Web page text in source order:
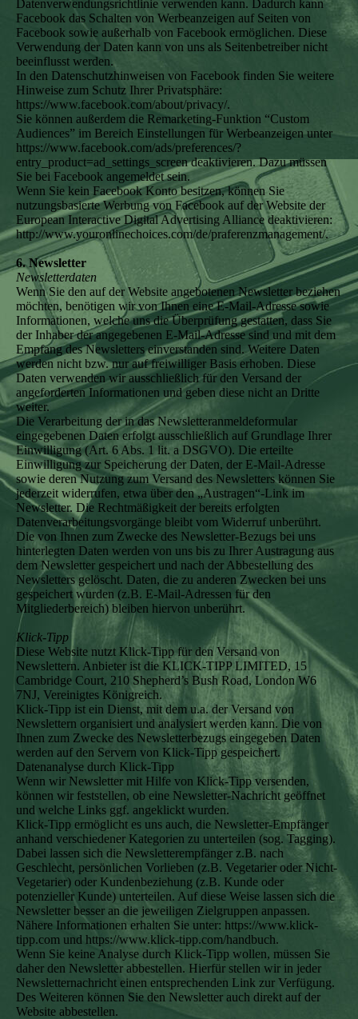
Datenverwendungsrichtlinie verwenden kann. Dadurch kann
Facebook das Schalten von Werbeanzeigen auf Seiten von
Facebook sowie außerhalb von Facebook ermöglichen. Diese
Verwendung der Daten kann von uns als Seitenbetreiber nicht
beeinflusst werden.
In den Datenschutzhinweisen von Facebook finden Sie weitere
Hinweise zum Schutz Ihrer Privatsphäre:
https://www.facebook.com/about/privacy/.
Sie können außerdem die Remarketing-Funktion “Custom
Audiences” im Bereich Einstellungen für Werbeanzeigen unter
https://www.facebook.com/ads/preferences/?
entry_product=ad_settings_screen deaktivieren. Dazu müssen
Sie bei Facebook angemeldet sein.
Wenn Sie kein Facebook Konto besitzen, können Sie
nutzungsbasierte Werbung von Facebook auf der Website der
European Interactive Digital Advertising Alliance deaktivieren:
http://www.youronlinechoices.com/de/praferenzmanagement/.
6. Newsletter
Newsletterdaten
Wenn Sie den auf der Website angebotenen Newsletter beziehen
möchten, benötigen wir von Ihnen eine E-Mail-Adresse sowie
Informationen, welche uns die Überprüfung gestatten, dass Sie
der Inhaber der angegebenen E-Mail-Adresse sind und mit dem
Empfang des Newsletters einverstanden sind. Weitere Daten
werden nicht bzw. nur auf freiwilliger Basis erhoben. Diese
Daten verwenden wir ausschließlich für den Versand der
angeforderten Informationen und geben diese nicht an Dritte
weiter.
Die Verarbeitung der in das Newsletteranmeldeformular
eingegebenen Daten erfolgt ausschließlich auf Grundlage Ihrer
Einwilligung (Art. 6 Abs. 1 lit. a DSGVO). Die erteilte
Einwilligung zur Speicherung der Daten, der E-Mail-Adresse
sowie deren Nutzung zum Versand des Newsletters können Sie
jederzeit widerrufen, etwa über den „Austragen“-Link im
Newsletter. Die Rechtmäßigkeit der bereits erfolgten
Datenverarbeitungsvorgänge bleibt vom Widerruf unberührt.
Die von Ihnen zum Zwecke des Newsletter-Bezugs bei uns
hinterlegten Daten werden von uns bis zu Ihrer Austragung aus
dem Newsletter gespeichert und nach der Abbestellung des
Newsletters gelöscht. Daten, die zu anderen Zwecken bei uns
gespeichert wurden (z.B. E-Mail-Adressen für den
Mitgliederbereich) bleiben hiervon unberührt.
Klick-Tipp
Diese Website nutzt Klick-Tipp für den Versand von
Newslettern. Anbieter ist die KLICK-TIPP LIMITED, 15
Cambridge Court, 210 Shepherd’s Bush Road, London W6
7NJ, Vereinigtes Königreich.
Klick-Tipp ist ein Dienst, mit dem u.a. der Versand von
Newslettern organisiert und analysiert werden kann. Die von
Ihnen zum Zwecke des Newsletterbezugs eingegeben Daten
werden auf den Servern von Klick-Tipp gespeichert.
Datenanalyse durch Klick-Tipp
Wenn wir Newsletter mit Hilfe von Klick-Tipp versenden,
können wir feststellen, ob eine Newsletter-Nachricht geöffnet
und welche Links ggf. angeklickt wurden.
Klick-Tipp ermöglicht es uns auch, die Newsletter-Empfänger
anhand verschiedener Kategorien zu unterteilen (sog. Tagging).
Dabei lassen sich die Newsletterempfänger z.B. nach
Geschlecht, persönlichen Vorlieben (z.B. Vegetarier oder Nicht-
Vegetarier) oder Kundenbeziehung (z.B. Kunde oder
potenzieller Kunde) unterteilen. Auf diese Weise lassen sich die
Newsletter besser an die jeweiligen Zielgruppen anpassen.
Nähere Informationen erhalten Sie unter: https://www.klick-
tipp.com und https://www.klick-tipp.com/handbuch.
Wenn Sie keine Analyse durch Klick-Tipp wollen, müssen Sie
daher den Newsletter abbestellen. Hierfür stellen wir in jeder
Newsletternachricht einen entsprechenden Link zur Verfügung.
Des Weiteren können Sie den Newsletter auch direkt auf der
Website abbestellen.